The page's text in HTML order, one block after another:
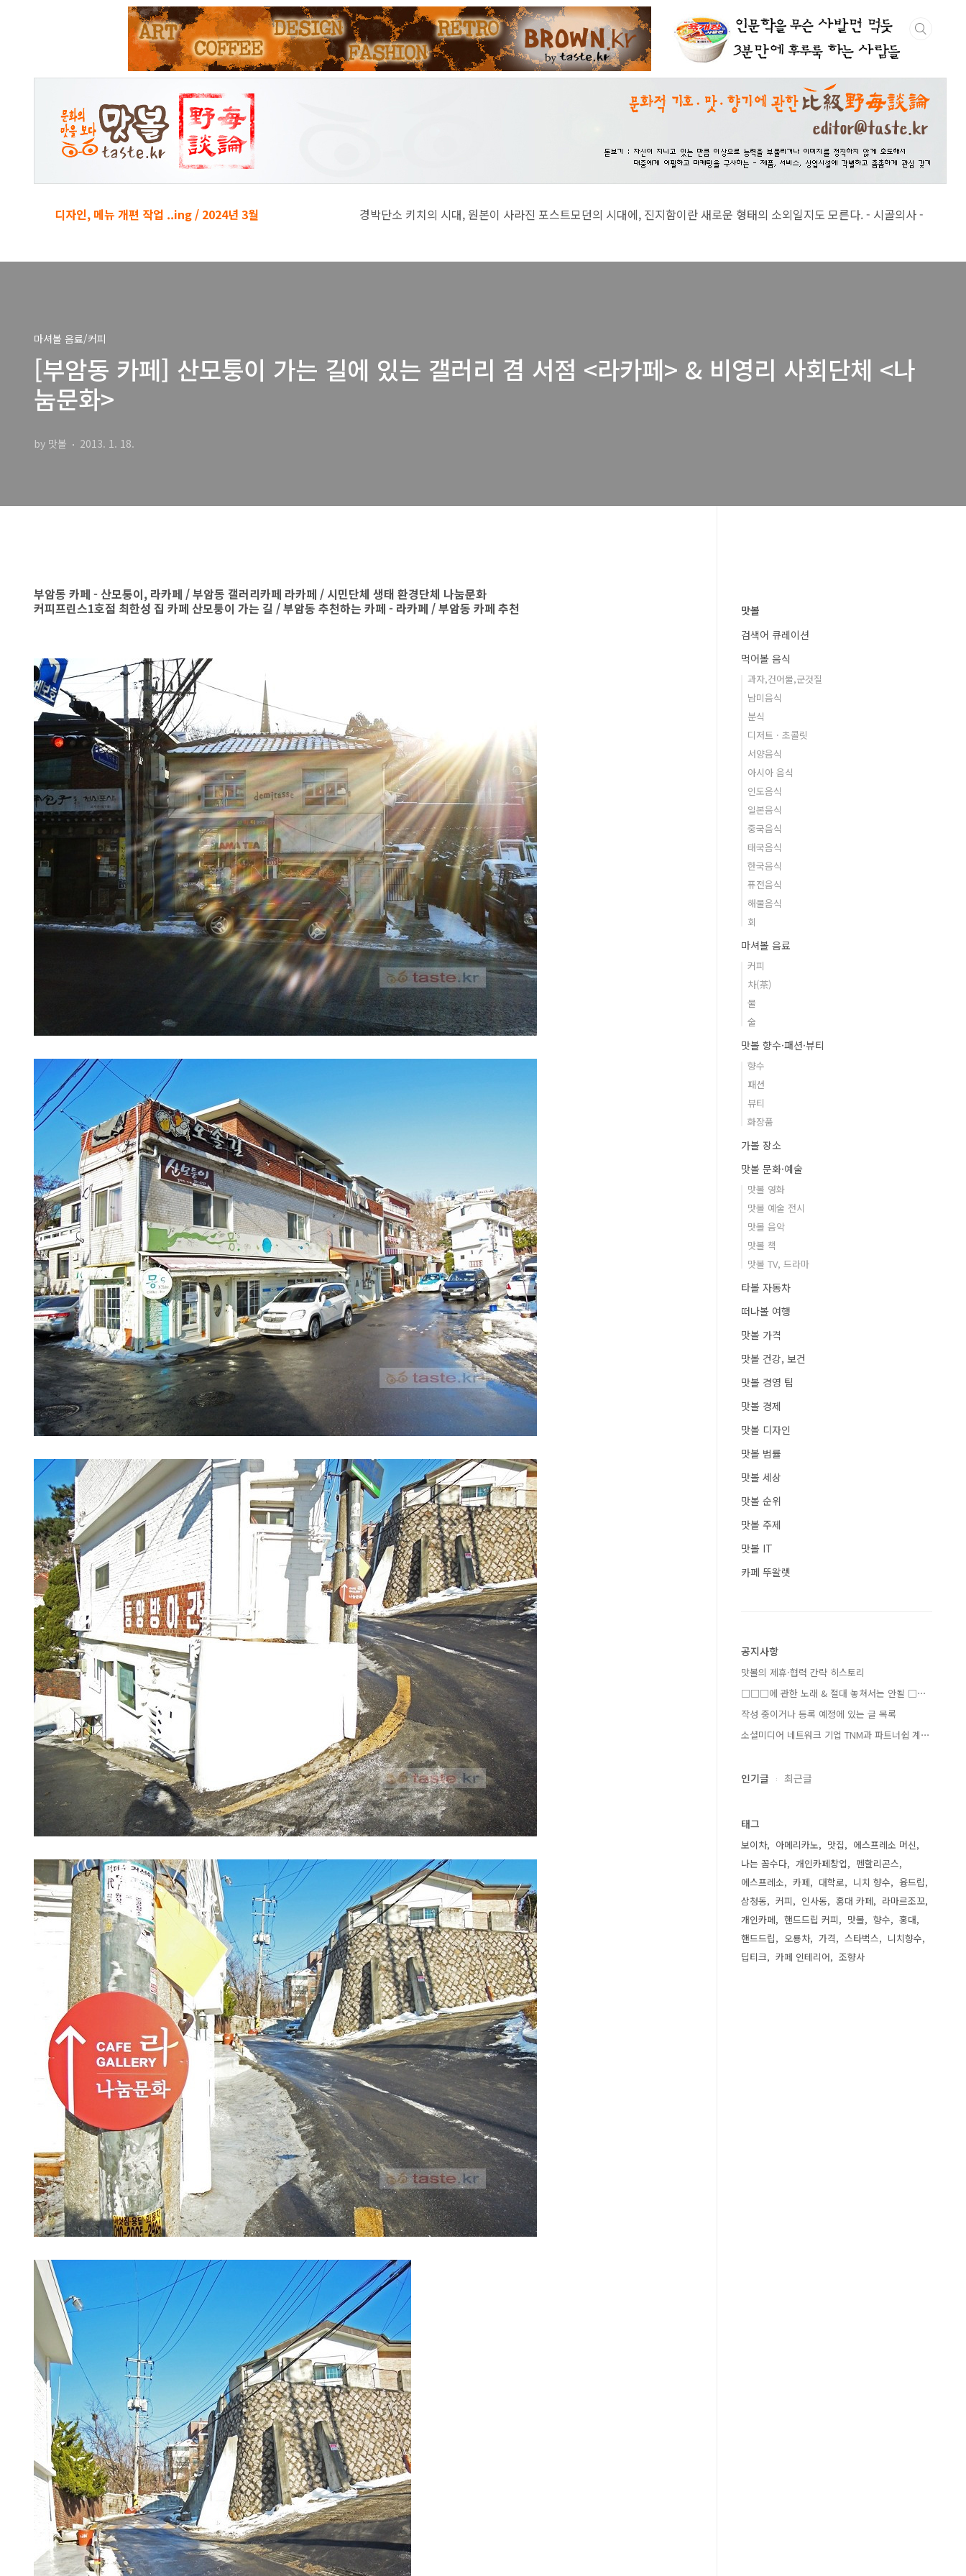
디자인, 메뉴 개편 작업 ..ing / 2024년 3월 경박단소 키치의 시대, 원본이 사라진 포스트모던의 시대에, 진지함이란 새로운 형태의 소외일지도 모른다. - 시골의사 -
마셔볼 음료/커피
[부암동 카페] 산모퉁이 가는 길에 있는 갤러리 겸 서점 <라카페> & 비영리 사회단체 <나
눔문화>
by 맛볼 2013. 1. 18.
부암동 카페 - 산모퉁이, 라카페 / 부암동 갤러리카페 라카페 / 시민단체 생태 환경단체 나눔문화
커피프린스1호점 최한성 집 카페 산모퉁이 가는 길 / 부암동 추천하는 카페 - 라카페 / 부암동 카페 추천
맛볼
검색어 큐레이션
먹어볼 음식
과자,건어물,군것질
남미음식
분식
디저트 · 초콜릿
서양음식
아시아 음식
인도음식
일본음식
중국음식
태국음식
한국음식
퓨전음식
해물음식
회
마셔볼 음료
커피
차(茶)
물
술
맛볼 향수·패션·뷰티
향수
패션
뷰티
화장품
가볼 장소
맛볼 문화·예술
맛볼 영화
맛볼 예술 전시
맛볼 음악
맛볼 책
맛볼 TV, 드라마
타볼 자동차
떠나볼 여행
맛볼 가격
맛볼 건강, 보건
맛볼 경영 팁
맛볼 경제
맛볼 디자인
맛볼 법률
맛볼 세상
맛볼 순위
맛볼 주제
맛볼 IT
카페 뚜왈렛
공지사항
맛볼의 제휴·협력 간략 히스토리
□□□에 관한 노래 & 절대 놓쳐서는 안될 □⋯
작성 중이거나 등록 예정에 있는 글 목록
소셜미디어 네트워크 기업 TNM과 파트너쉽 계⋯
인기글 최근글
태그
보이차 아메리카노 맛집
에스프레소 머신
나는 꼼수다
개인카페창업
펜할리곤스
에스프레소
카페 대학로 니치 향수
융드립
삼청동
커피 인사동 홍대 카페
라마르조꼬
개인카페
핸드드립 커피 맛볼 향수
홍대
핸드드립
오룡차 가격 스타벅스
니치향수
딥티크
카페 인테리어 조향사